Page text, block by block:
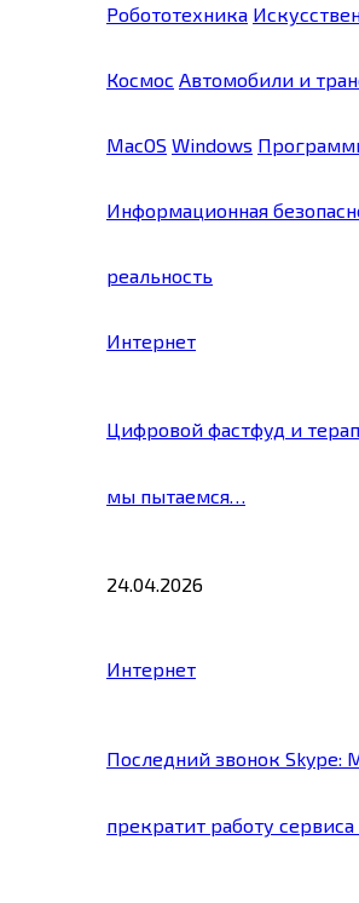
Робототехника
Космос Автомобили и
MacOS Windows
Информационная
реальность
Интернет
Цифровой фастфуд и
мы пытаемся…
24.04.2026
Интернет
Последний звонок Skype:
прекратит работу сервиса